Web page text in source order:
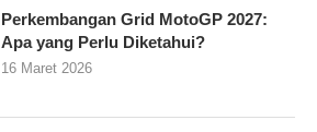
Perkembangan Grid MotoGP 2027:
Apa yang Perlu Diketahui?
16 Maret 2026